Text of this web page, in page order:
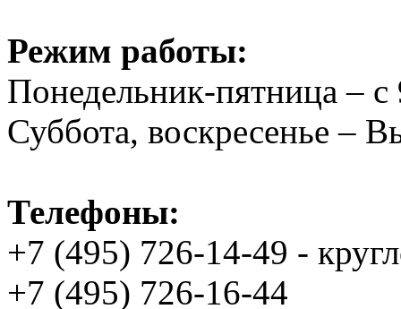
Режим работы:
Понедельник-пятница –
Суббота, воскресенье –
Телефоны:
+7 (495) 726-14-49 -
+7 (495) 726-16-44